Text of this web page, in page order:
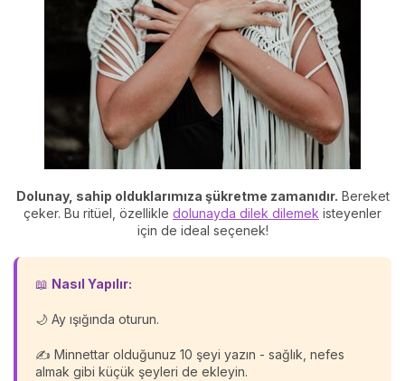
Dolunay, sahip olduklarımıza şükretme zamanıdır. Bereket
çeker. Bu ritüel, özellikle dolunayda dilek dilemek isteyenler
için de ideal seçenek!
📖 Nasıl Yapılır:
🌙 Ay ışığında oturun.
✍️ Minnettar olduğunuz 10 şeyi yazın - sağlık, nefes
almak gibi küçük şeyleri de ekleyin.